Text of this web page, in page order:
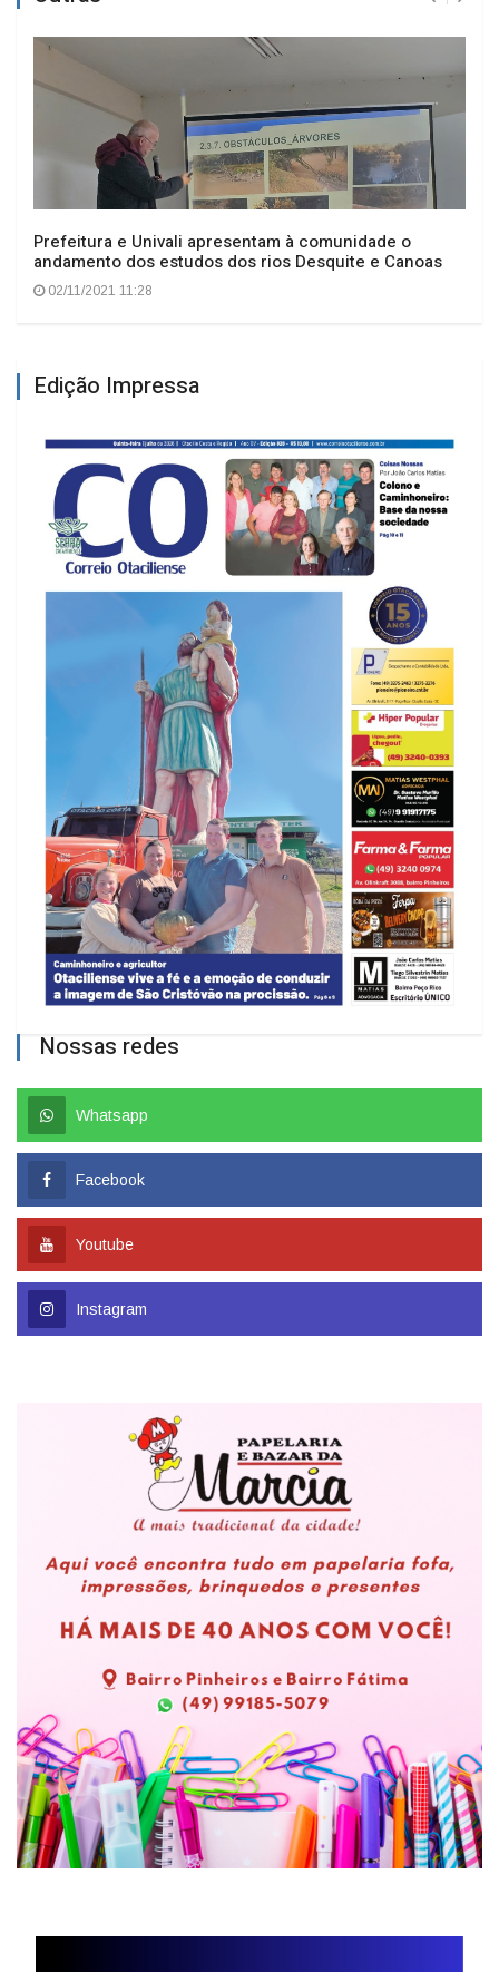
Prefeitura e Univali apresentam à comunidade o
andamento dos estudos dos rios Desquite e Canoas
02/11/2021 11:28
Edição Impressa
Nossas redes
Whatsapp
Facebook
Youtube
Instagram